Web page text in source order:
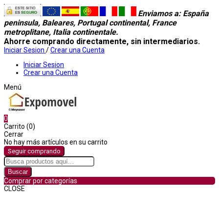
Enviamos a: España
peninsula, Baleares, Portugal continental, France
metroplitane, Italia continentale.
Ahorre comprando directamente, sin intermediarios.
Iniciar Sesion /Crear una Cuenta
Iniciar Sesion
Crear una Cuenta
Menú
0
Carrito (0)
Cerrar
No hay más artículos en su carrito
Seguir comprando
Buscar
Comprar por categorías
CLOSE